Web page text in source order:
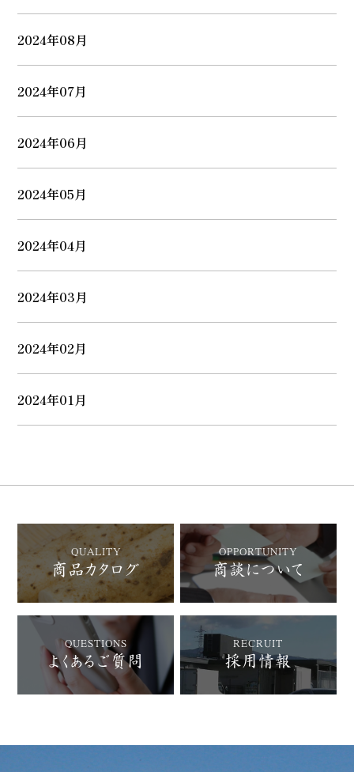
2024年08月
2024年07月
2024年06月
2024年05月
2024年04月
2024年03月
2024年02月
2024年01月
QUALITY
商品カタログ
OPPORTUNITY
商談について
QUESTIONS
よくあるご質問
RECRUIT
採用情報